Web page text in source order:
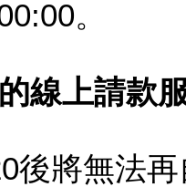
。
線上請款
後將無法